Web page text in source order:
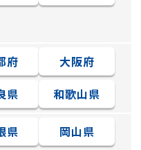
府
大阪府
県 和歌山県
県
岡山県